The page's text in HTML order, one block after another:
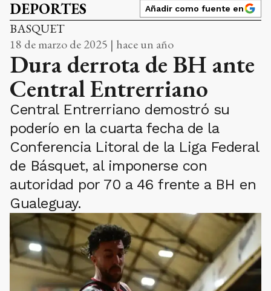
DEPORTES Añadir como fuente en
BASQUET
18 de marzo de 2025 | hace un año
Dura derrota de BH ante
Central Entrerriano
Central Entrerriano demostró su
poderío en la cuarta fecha de la
Conferencia Litoral de la Liga Federal
de Básquet, al imponerse con
autoridad por 70 a 46 frente a BH en
Gualeguay.